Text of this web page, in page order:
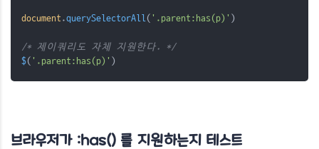
document .querySelectorAll ( '.parent:has(p)' )
/* 제이쿼리도 자체 지원한다. */
$( '.parent:has(p)' )
브라우저가 :has() 를 지원하는지 테스트